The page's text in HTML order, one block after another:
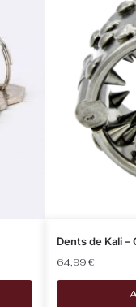
Dents de Kali –
64,99€